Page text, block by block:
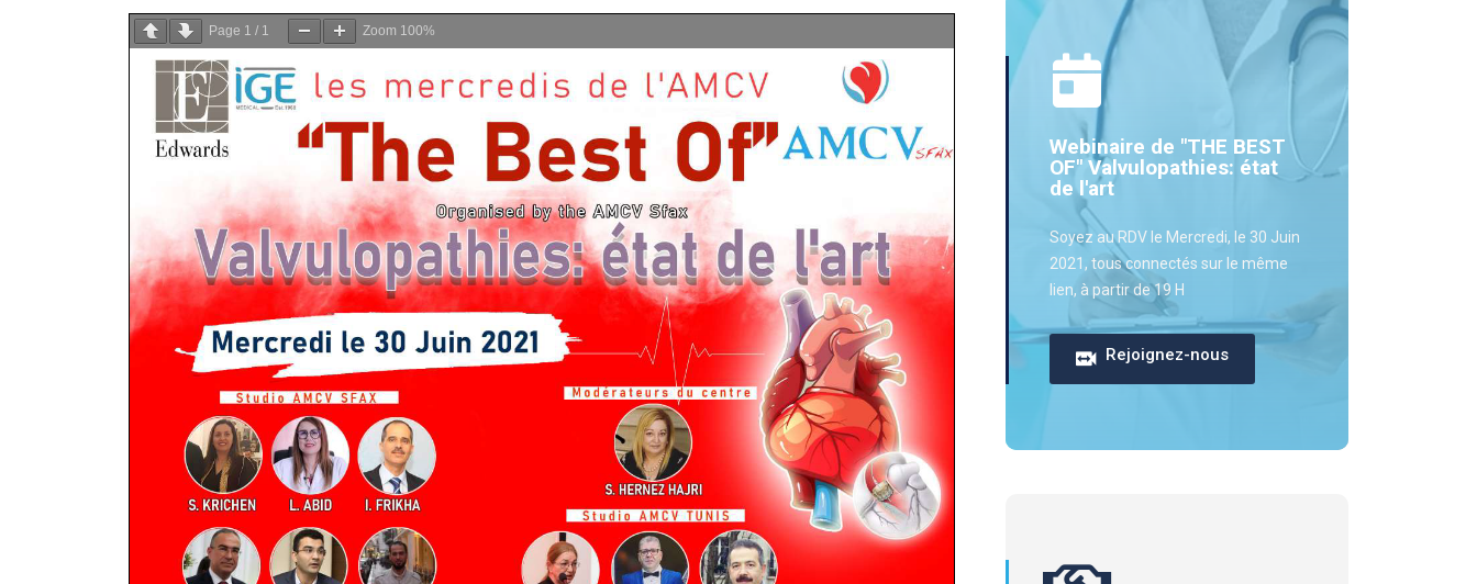
Page 1 / 1 Zoom 100%
Webinaire de "THE BEST
OF" Valvulopathies: état
de l'art
Soyez au RDV le Mercredi, le 30 Juin
2021, tous connectés sur le même
lien, à partir de 19 H
Rejoignez-nous